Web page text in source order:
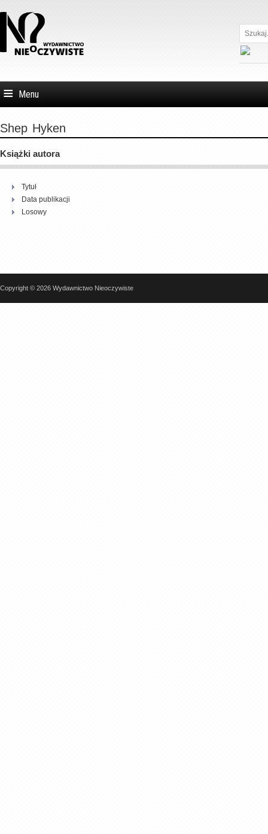
Szukaj...
Menu
Shep Hyken
Książki autora
Tytuł
Data publikacji
Losowy
Copyright © 2026 Wydawnictwo Nieoczywiste